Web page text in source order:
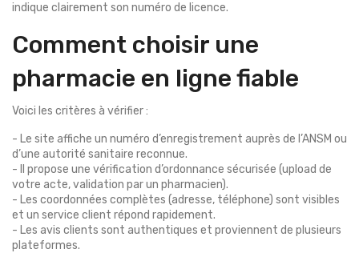
indique clairement son numéro de licence.
Comment choisir une
pharmacie en ligne fiable
Voici les critères à vérifier :
- Le site affiche un numéro d’enregistrement auprès de l’ANSM ou
d’une autorité sanitaire reconnue.
- Il propose une vérification d’ordonnance sécurisée (upload de
votre acte, validation par un pharmacien).
- Les coordonnées complètes (adresse, téléphone) sont visibles
et un service client répond rapidement.
- Les avis clients sont authentiques et proviennent de plusieurs
plateformes.